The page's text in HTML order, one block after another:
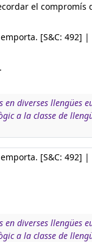
el compromís
[S&C: 492]
diverses llengües
a la classe de
[S&C: 492]
diverses llengües
a la classe de